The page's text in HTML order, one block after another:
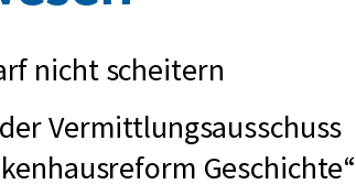
nicht scheitern
Vermittlungsausschuss
Geschichte“